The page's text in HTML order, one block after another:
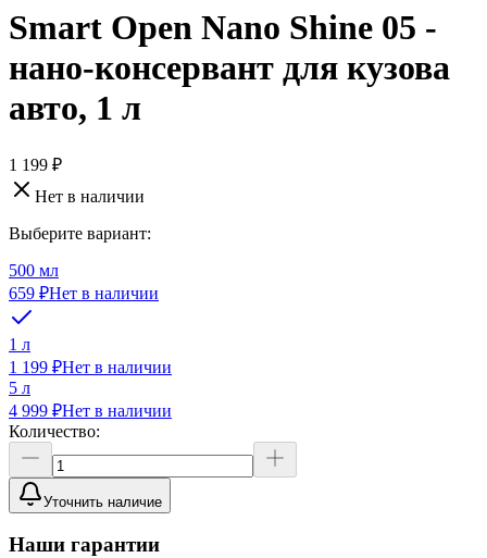
Smart Open Nano Shine 05 -
нано-консервант для кузова
авто, 1 л
1 199 ₽
Нет в наличии
Выберите вариант:
500 мл
659 ₽Нет в наличии
1 л
1 199 ₽Нет в наличии
5 л
4 999 ₽Нет в наличии
Количество:
Уточнить наличие
Наши гарантии